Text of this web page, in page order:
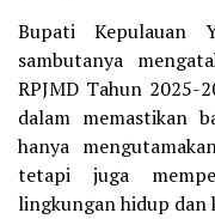
Bupati Kepulauan
sambutanya
RPJMD Tahun 2025-
dalam memastikan
hanya
tetapi juga
lingkungan hidup dan